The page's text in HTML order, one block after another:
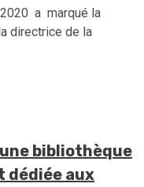
a marqué la
directrice de la
bibliothèque
dédiée aux